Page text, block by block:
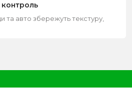
та авто збережуть текстуру,